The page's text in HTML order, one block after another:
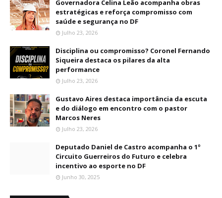
Governadora Celina Leão acompanha obras
estratégicas e reforça compromisso com
saúde e segurança no DF
Julho 23, 2026
Disciplina ou compromisso? Coronel Fernando
Siqueira destaca os pilares da alta
performance
Julho 23, 2026
Gustavo Aires destaca importância da escuta
e do diálogo em encontro com o pastor
Marcos Neres
Julho 23, 2026
Deputado Daniel de Castro acompanha o 1º
Circuito Guerreiros do Futuro e celebra
incentivo ao esporte no DF
Junho 30, 2025